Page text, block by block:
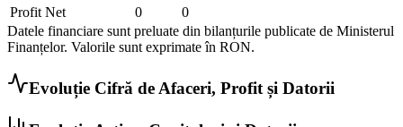
Profit Net
0
0
Datele financiare sunt preluate din bilanțurile publicate de Ministerul
Finanțelor. Valorile sunt exprimate în RON.
Evoluție Cifră de Afaceri, Profit și Datorii